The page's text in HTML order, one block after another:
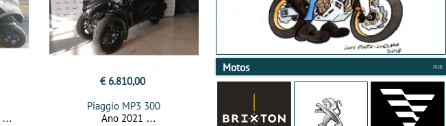
€ 6.810,00
Piaggio MP3 300
Ano 2021
Motos